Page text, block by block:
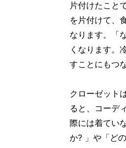
片付けたこと
を片付けて、
なります。「
くなります。
すことにもつ
クローゼット
ると、コーデ
際には着てい
か? 」や「ど